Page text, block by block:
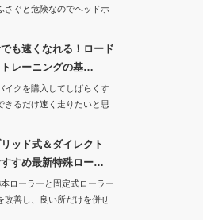
さぐと危険なのでヘッドホ
も速くなれる！ロード
レーニングの基…
イクを購入してしばらくす
きるだけ速く走りたいと思
ッド式＆ダイレクト
すめ最新特殊ロー…
ローラーと固定式ローラー
改善し、良い所だけを併せ